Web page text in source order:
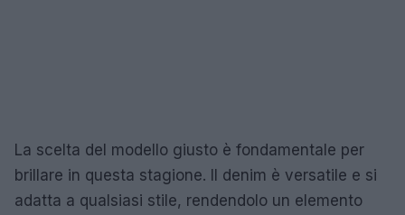
La scelta del modello giusto è fondamentale per
brillare in questa stagione. Il denim è versatile e si
adatta a qualsiasi stile, rendendolo un elemento